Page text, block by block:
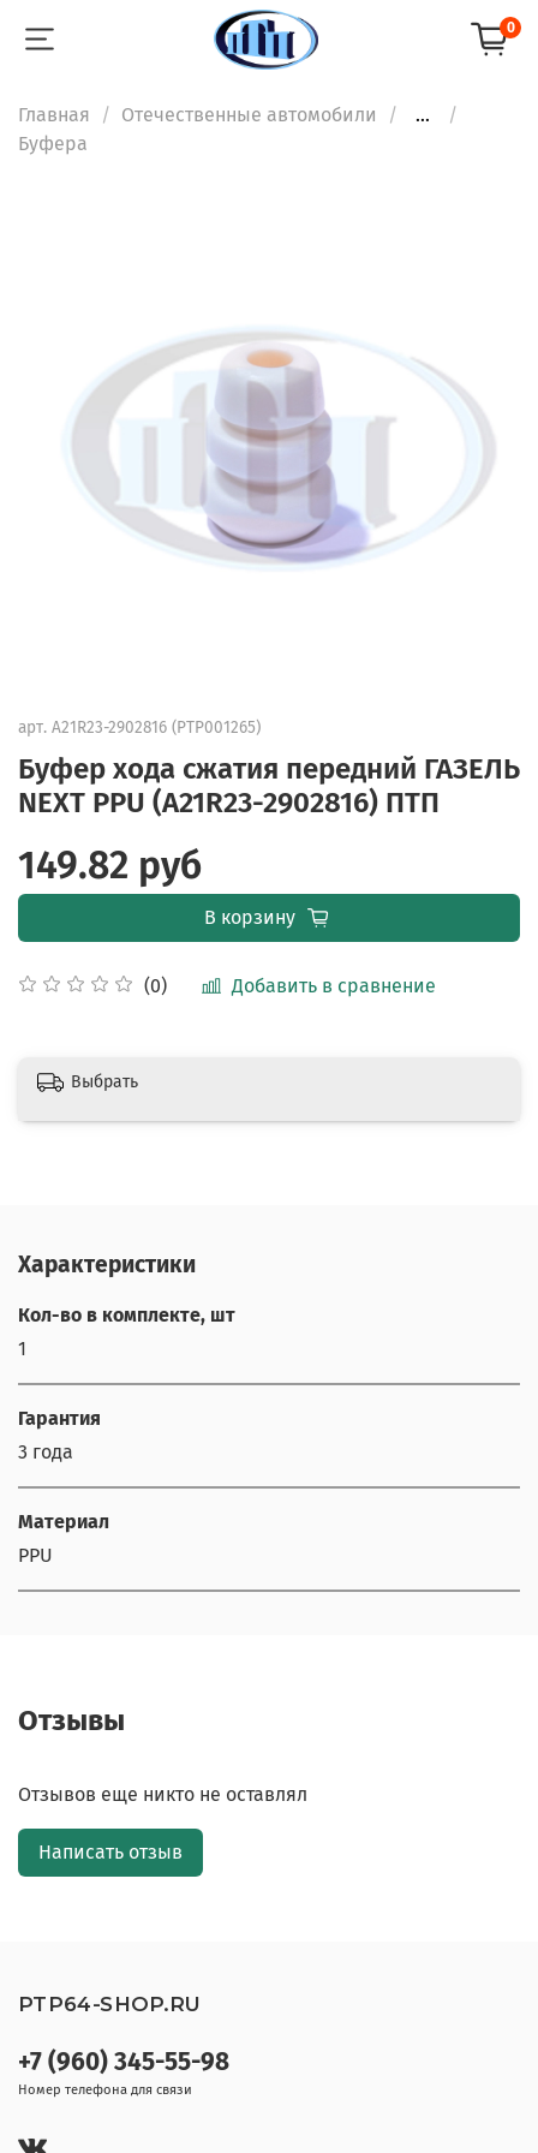
0
Главная Отечественные автомобили
...
Буфера
арт. А21R23-2902816 (PTP001265)
Буфер хода сжатия передний ГАЗЕЛЬ
NEXT PPU (А21R23-2902816) ПТП
(0) Добавить в сравнение
149.82 руб
В корзину
Выбрать
Характеристики
Кол-во в комплекте, шт
1
Гарантия
3 года
Материал
PPU
Отзывы
Отзывов еще никто не оставлял
Написать отзыв
+7 (960) 345-55-98
Номер телефона для связи
PTP64-SHOP.RU